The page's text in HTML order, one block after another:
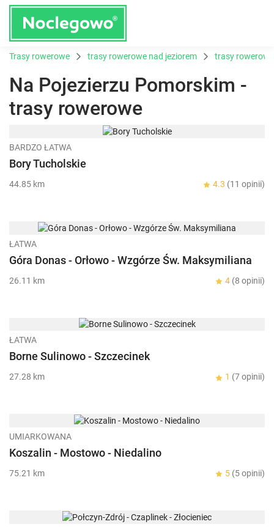
Trasy rowerowe trasy rowerowe nad jeziorem trasy
Na Pojezierzu Pomorskim -
trasy rowerowe
BARDZO ŁATWA
Bory Tucholskie
44.85 km 4.3 (11 opinii)
ŁATWA
Góra Donas - Orłowo - Wzgórze Św. Maksymiliana
26.11 km 4 (8 opinii)
ŁATWA
Borne Sulinowo - Szczecinek
27.28 km 1 (7 opinii)
UMIARKOWANA
Koszalin - Mostowo - Niedalino
75.21 km 5 (5 opinii)